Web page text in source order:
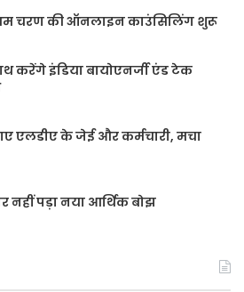
चरण की ऑनलाइन काउंसिलिंग शुरू
करेंगे इंडिया बायोएनर्जी एंड टेक
एलडीए के जेई और कर्मचारी, मचा
नहीं पड़ा नया आर्थिक बोझ